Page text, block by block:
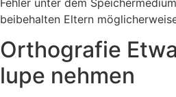
beibehalten Eltern
Orthografie
lupe nehmen